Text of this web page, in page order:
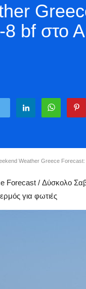
8 bf στο
Weather Greece Forecast:
Forecast / Δύσκολο
για φωτιές